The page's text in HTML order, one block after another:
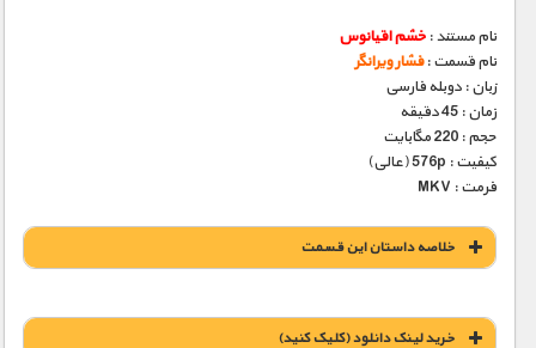
نام مستند : خشم اقیانوس
نام قسمت :فشار ویرانگر
زبان : دوبله فارسی
زمان : 45 دقیقه
حجم : 220 مگابایت
کیفیت : 576p (عالی)
فرمت : MKV
خلاصه داستان این قسمت
خريد لينک دانلود (کليک کنيد)